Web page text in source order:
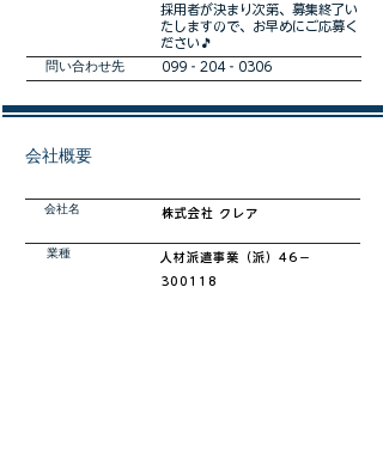
採用者が決まり次第、募集終了い
たしますので、お早めにご応募く
ださい🎵
​問い合わせ先 099‐204‐0306
会社概要
会社名 株式会社 クレア​
業種
​人材派遣事業（派）46－
300118